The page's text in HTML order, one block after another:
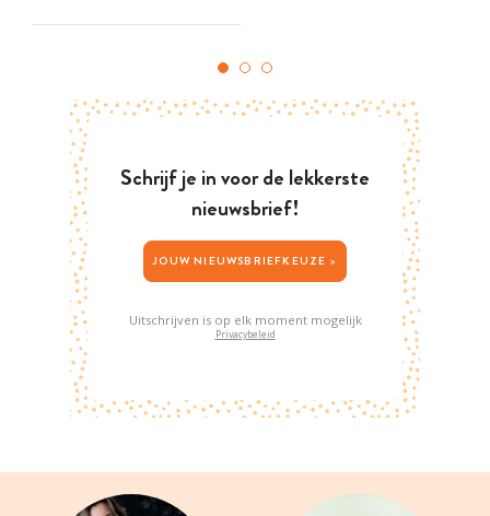
Schrijf je in voor de lekkerste
nieuwsbrief!
JOUW NIEUWSBRIEFKEUZE >
Uitschrijven is op elk moment mogelijk
Privacybeleid